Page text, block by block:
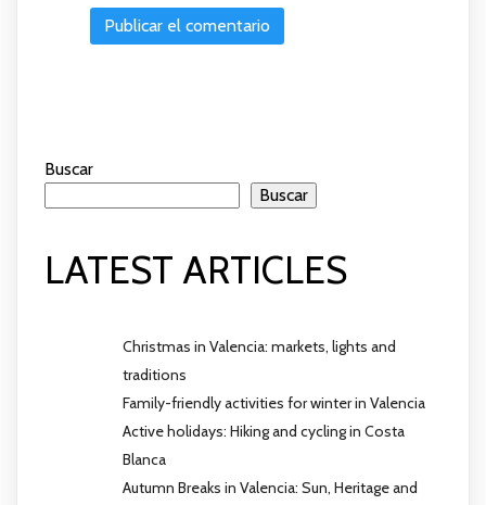
Buscar
Buscar
LATEST ARTICLES
Christmas in Valencia: markets, lights and
traditions
Family-friendly activities for winter in Valencia
Active holidays: Hiking and cycling in Costa
Blanca
Autumn Breaks in Valencia: Sun, Heritage and